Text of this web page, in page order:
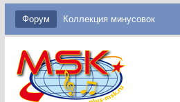
Форум Коллекция минусовок